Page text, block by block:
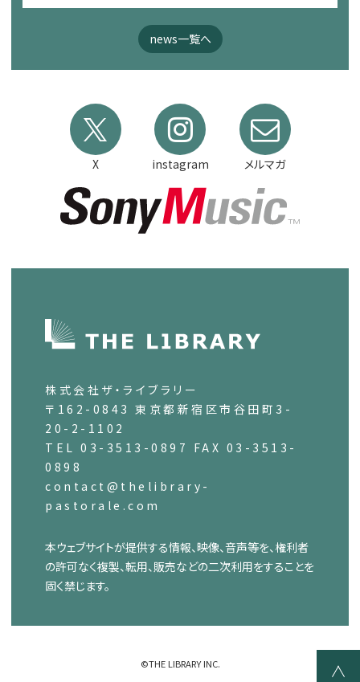
news一覧へ
X instagram メルマガ
株式会社ザ・ライブラリー
〒162-0843 東京都新宿区市谷田町3-
20-2-1102
TEL 03-3513-0897 FAX 03-3513-
0898
contact@thelibrary-
pastorale.com
本ウェブサイトが提供する情報、映像、音声等を、権利者
の許可なく複製、転用、販売などの二次利用をすることを
固く禁じます。
©THE LIBRARY INC.